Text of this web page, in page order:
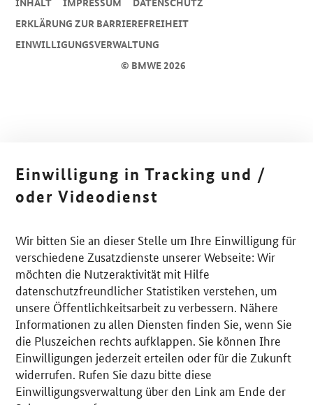
© BMWE 2026
ERKLÄRUNG ZUR BARRIEREFREIHEIT
EINWILLIGUNGSVERWALTUNG
Einwilligung in Tracking und /
oder Videodienst
Wir bitten Sie an dieser Stelle um Ihre Einwilligung für
verschiedene Zusatzdienste unserer Webseite: Wir
möchten die Nutzeraktivität mit Hilfe
datenschutzfreundlicher Statistiken verstehen, um
unsere Öffentlichkeitsarbeit zu verbessern. Nähere
Informationen zu allen Diensten finden Sie, wenn Sie
die Pluszeichen rechts aufklappen. Sie können Ihre
Einwilligungen jederzeit erteilen oder für die Zukunft
widerrufen. Rufen Sie dazu bitte diese
Einwilligungsverwaltung über den Link am Ende der